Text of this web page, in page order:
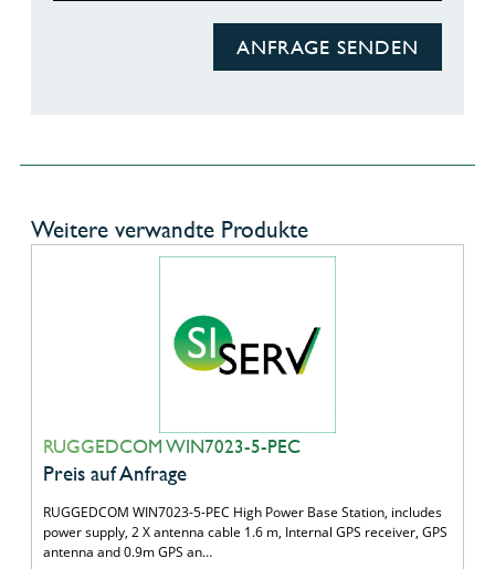
ANFRAGE SENDEN
Weitere verwandte Produkte
RUGGEDCOM WIN7023-5-PEC
Preis auf Anfrage
RUGGEDCOM WIN7023-5-PEC High Power Base Station, includes
power supply, 2 X antenna cable 1.6 m, Internal GPS receiver, GPS
antenna and 0.9m GPS an…